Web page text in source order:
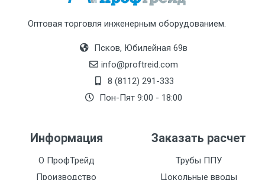
Оптовая торговля инженерным оборудованием.
Псков, Юбилейная 69в
info@proftreid.com
8 (8112) 291-333
Пон-Пят 9:00 - 18:00
Информация
О ПрофТрейд
Производство
Заказать расчет
Трубы ППУ
Цокольные вводы